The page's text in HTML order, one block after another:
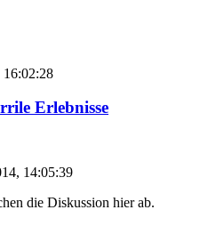
16:02:28
Erlebnisse
14:05:39
die Diskussion hier ab.